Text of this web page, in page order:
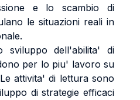
e lo scambio di
le situazioni reali in
sviluppo dell'abilita' di
per lo piu' lavoro su
attivita' di lettura sono
di strategie efficaci